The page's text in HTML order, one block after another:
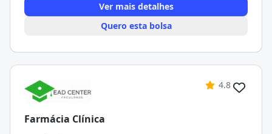
Ver mais detalhes
Quero esta bolsa
4.8
Farmácia Clínica